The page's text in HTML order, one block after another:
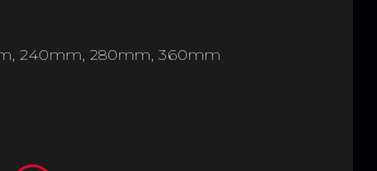
240mm, 280mm, 360mm